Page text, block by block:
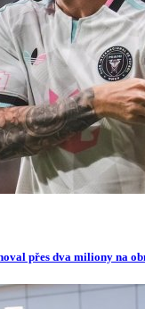
přes dva miliony na